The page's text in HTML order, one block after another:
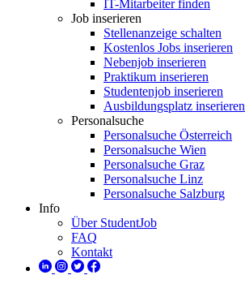
IT-Mitarbeiter finden
Job inserieren
Stellenanzeige schalten
Kostenlos Jobs inserieren
Nebenjob inserieren
Praktikum inserieren
Studentenjob inserieren
Ausbildungsplatz inserieren
Personalsuche
Personalsuche Österreich
Personalsuche Wien
Personalsuche Graz
Personalsuche Linz
Personalsuche Salzburg
Info
Über StudentJob
FAQ
Kontakt